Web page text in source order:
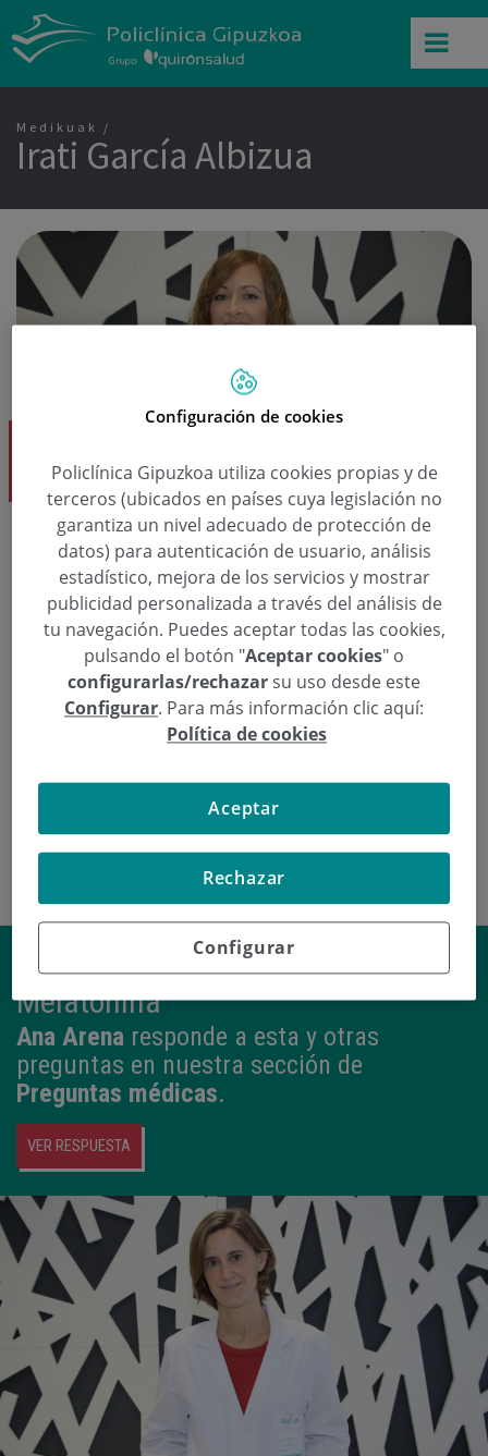
Medikuak
Irati García Albizua
Haur Nefrologia
Irati García Albizua Dk.
Eskatu hitzordu bat
943 50 20 40 Hitzordua eskatu
Efectos secundarios de la
Melatonina
Ana Arena responde a esta y otras
preguntas en nuestra sección de
Preguntas médicas.
VER RESPUESTA
Configuración de cookies
Policlínica Gipuzkoa utiliza cookies propias y de
terceros (ubicados en países cuya legislación no
garantiza un nivel adecuado de protección de
datos) para autenticación de usuario, análisis
estadístico, mejora de los servicios y mostrar
publicidad personalizada a través del análisis de
tu navegación. Puedes aceptar todas las cookies,
pulsando el botón "Aceptar cookies" o
configurarlas/rechazarsu uso desde este
Configurar. Para más información clic aquí:
Política de cookies
Configurar
Rechazar
Aceptar